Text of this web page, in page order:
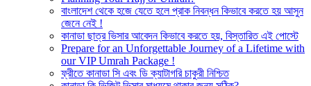
বাংলাদেশ থেকে হজে যেতে হলে প্রাক নিবন্ধন কিভাবে করতে হয় আসুন
জেনে নেই !
কানাডা ছাত্র ভিসার আবেদন কিভাবে করতে হয়, বিস্তারিত এই পোস্টে
Prepare for an Unforgettable Journey of a Lifetime with
our VIP Umrah Package !
ফ্রীতে কানাডা সি এবং ডি ক্যাটাগরি চাকুরী নিশ্চিত